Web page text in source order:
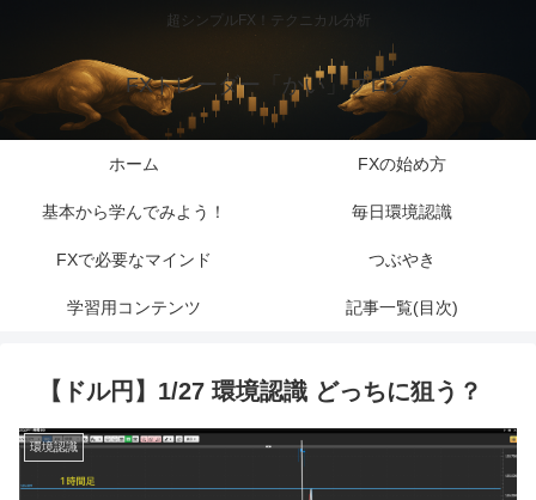
超シンプルFX！テクニカル分析
FXトレーダー「かい」ブログ
ホーム FXの始め方
基本から学んでみよう！ 毎日環境認識
FXで必要なマインド つぶやき
学習用コンテンツ 記事一覧(目次)
【ドル円】1/27 環境認識 どっちに狙う？
環境認識